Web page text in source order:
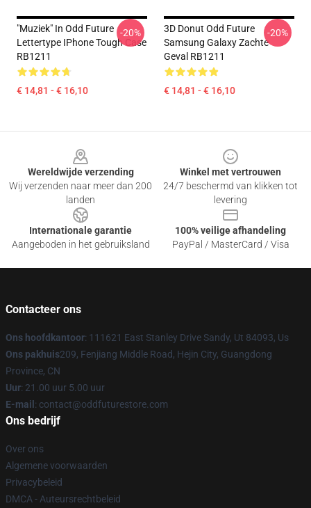
"Muziek" In Odd Future
Lettertype IPhone Tough Case
RB1211
€ 14,81 - € 16,10
-20%
3D Donut Odd Future
Samsung Galaxy Zachte
Geval RB1211
€ 14,81 - € 16,10
-20%
Wereldwijde verzending
Wij verzenden naar meer dan 200
landen
Winkel met vertrouwen
24/7 beschermd van klikken tot
levering
Internationale garantie
Aangeboden in het gebruiksland
100% veilige afhandeling
PayPal / MasterCard / Visa
Contacteer ons
Ons hoofdkantoor: 111621 East Stanley Drive Sandy, Ut 84093, Us
Ons pakhuis209, Fenjiang Middle Road, Hejin City, Guangdong
Province, CN
Uur: 21.00 uur 5.00 uur
E-mail : contact@oddfuturestore.com
Ons bedrijf
Over ons
Algemene voorwaarden
Privacybeleid
DMCA - Auteursrechtbeleid